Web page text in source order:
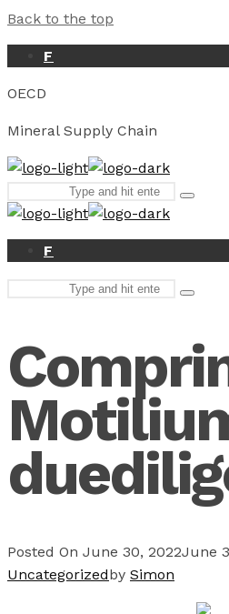
Back to the top
F
OECD
Mineral Supply Chain
for:
Type
enter
F
Type
enter
Posted On June 30, 2022June
Uncategorizedby Simon